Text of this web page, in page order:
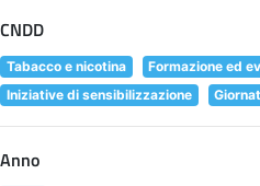
CNDD
Tabacco e nicotina
Formazione ed
Iniziative di sensibilizzazione
Anno